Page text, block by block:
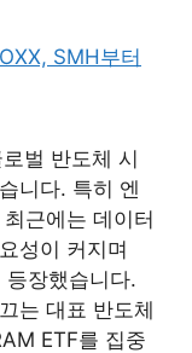
벌 반도체 시
니다. 특히 엔
근에는 데이터
성이 커지며
등장했습니다.
는 대표 반도체
ETF를 집중